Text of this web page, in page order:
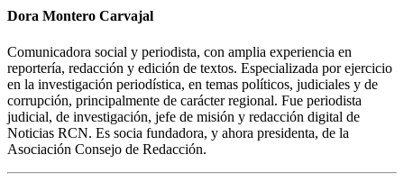
Dora Montero Carvajal
Comunicadora social y periodista, con amplia experiencia en
reportería, redacción y edición de textos. Especializada por ejercicio
en la investigación periodística, en temas políticos, judiciales y de
corrupción, principalmente de carácter regional. Fue periodista
judicial, de investigación, jefe de misión y redacción digital de
Noticias RCN. Es socia fundadora, y ahora presidenta, de la
Asociación Consejo de Redacción.